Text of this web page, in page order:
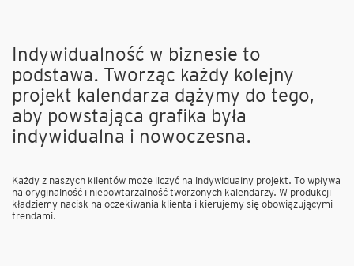
Indywidualność w biznesie to
podstawa. Tworząc każdy kolejny
projekt kalendarza dążymy do tego,
aby powstająca grafika była
indywidualna i nowoczesna.
Każdy z naszych klientów może liczyć na indywidualny projekt. To wpływa
na oryginalność i niepowtarzalność tworzonych kalendarzy. W produkcji
kładziemy nacisk na oczekiwania klienta i kierujemy się obowiązującymi
trendami.